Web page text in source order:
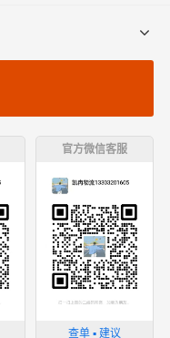
官方微信客服
查单 ▪ 建议